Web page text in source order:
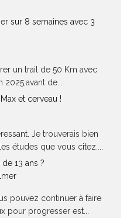
sur 8 semaines avec 3
un trail de 50 Km avec
de...
et cerveau !
Je trouverais bien
études que vous citez....
13 ans ?
pouvez continuer à faire
pour progresser est...